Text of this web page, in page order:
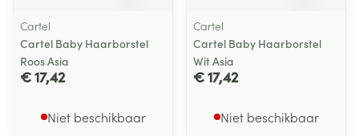
Cartel
Cartel Baby Haarborstel
Roos Asia
€ 17,42
Niet beschikbaar
Cartel
Cartel Baby Haarborstel
Wit Asia
€ 17,42
Niet beschikbaar